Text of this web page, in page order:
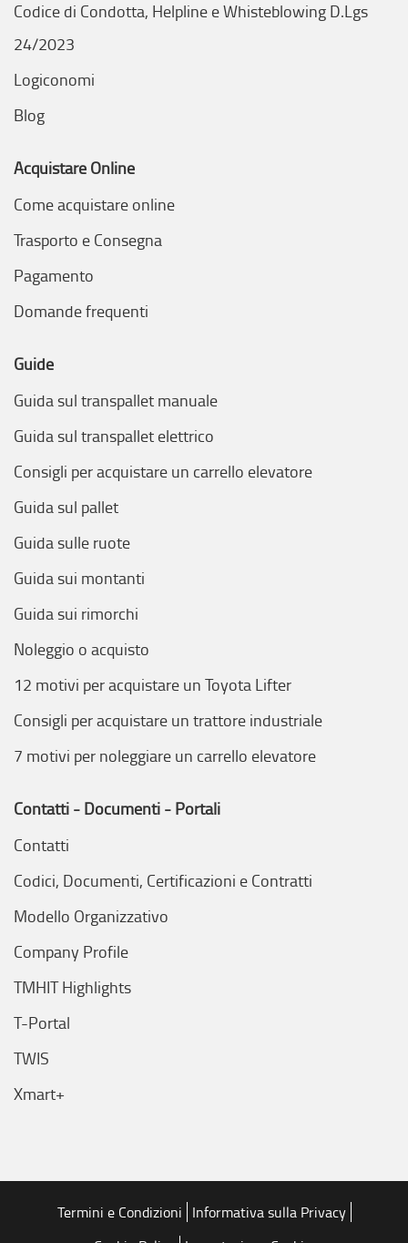
Codice di Condotta, Helpline e Whisteblowing D.Lgs
24/2023
Logiconomi
Blog
Acquistare Online
Come acquistare online
Trasporto e Consegna
Pagamento
Domande frequenti
Guide
Guida sul transpallet manuale
Guida sul transpallet elettrico
Consigli per acquistare un carrello elevatore
Guida sul pallet
Guida sulle ruote
Guida sui montanti
Guida sui rimorchi
Noleggio o acquisto
12 motivi per acquistare un Toyota Lifter
Consigli per acquistare un trattore industriale
7 motivi per noleggiare un carrello elevatore
Contatti - Documenti - Portali
Contatti
Codici, Documenti, Certificazioni e Contratti
Modello Organizzativo
Company Profile
TMHIT Highlights
T-Portal
TWIS
Xmart+
Termini e Condizioni Informativa sulla Privacy